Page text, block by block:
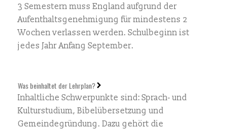
3 Semestern muss England aufgrund der
Aufenthaltsgenehmigung für mindestens 2
Wochen verlassen werden. Schulbeginn ist
jedes Jahr Anfang September.
Was beinhaltet der Lehrplan?
Inhaltliche Schwerpunkte sind: Sprach- und
Kulturstudium, Bibelübersetzung und
Gemeindegründung. Dazu gehört die